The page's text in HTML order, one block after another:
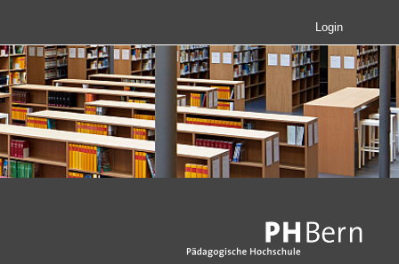
Login